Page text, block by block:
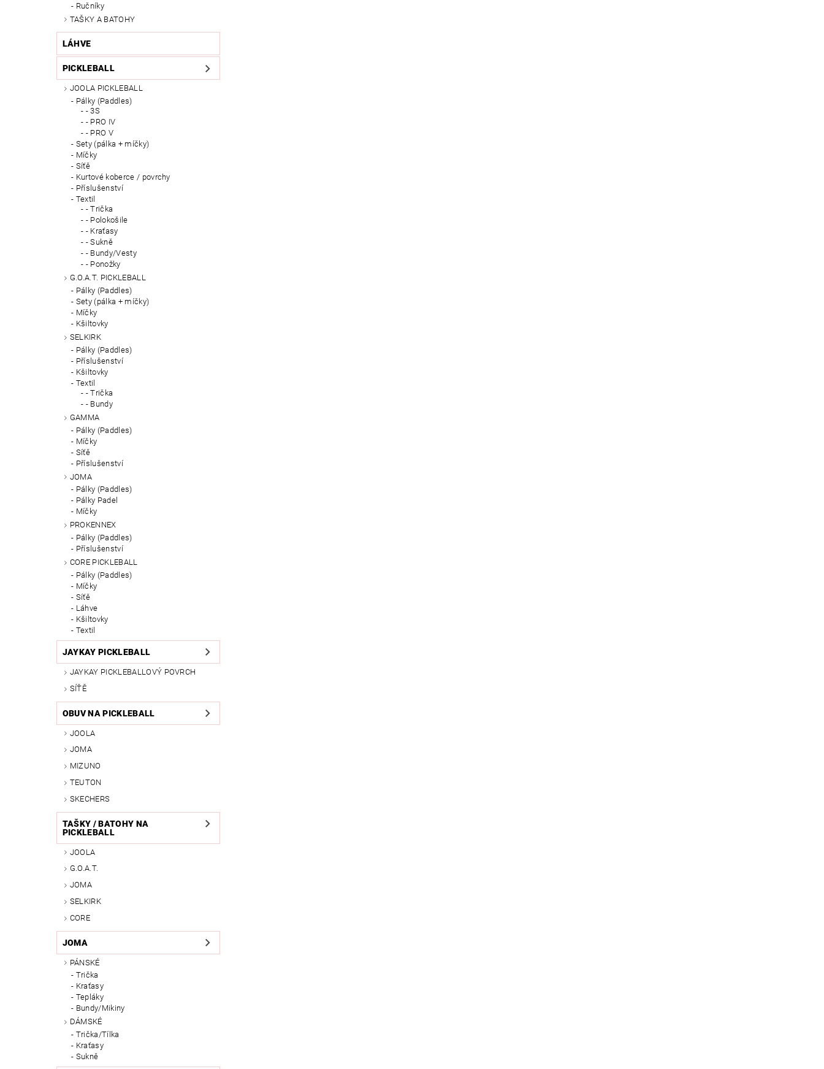
Ručníky
TAŠKY A BATOHY
LÁHVE
PICKLEBALL
JOOLA PICKLEBALL
Pálky (Paddles)
- 3S
- PRO IV
- PRO V
Sety (pálka + míčky)
Míčky
Síťě
Kurtové koberce / povrchy
Příslušenství
Textil
- Trička
- Polokošile
- Kraťasy
- Sukně
- Bundy/Vesty
- Ponožky
G.O.A.T. PICKLEBALL
Pálky (Paddles)
Sety (pálka + míčky)
Míčky
Kšiltovky
SELKIRK
Pálky (Paddles)
Příslušenství
Kšiltovky
Textil
- Trička
- Bundy
GAMMA
Pálky (Paddles)
Míčky
Síťě
Příslušenství
JOMA
Pálky (Paddles)
Pálky Padel
Míčky
PROKENNEX
Pálky (Paddles)
Příslušenství
CORE PICKLEBALL
Pálky (Paddles)
Míčky
Síťě
Láhve
Kšiltovky
Textil
JAYKAY PICKLEBALL
JAYKAY PICKLEBALLOVÝ POVRCH
SÍŤĚ
OBUV NA PICKLEBALL
JOOLA
JOMA
MIZUNO
TEUTON
SKECHERS
TAŠKY / BATOHY NA
PICKLEBALL
JOOLA
G.O.A.T.
JOMA
SELKIRK
CORE
JOMA
PÁNSKÉ
Trička
Kraťasy
Tepláky
Bundy/Mikiny
DÁMSKÉ
Trička/Tílka
Kraťasy
Sukně